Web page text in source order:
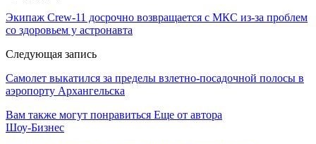
Экипаж Crew-11 досрочно возвращается с МКС из-за проблем
со здоровьем у астронавта
Следующая запись
Самолет выкатился за пределы взлетно-посадочной полосы в
аэропорту Архангельска
Вам также могут понравиться Еще от автора
Шоу-Бизнес